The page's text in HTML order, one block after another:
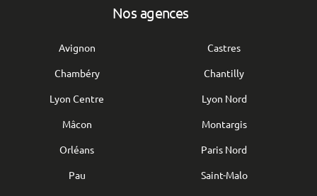
Nos agences
Avignon
Castres
Chambéry
Chantilly
Lyon Centre
Lyon Nord
Mâcon
Montargis
Orléans
Paris Nord
Pau
Saint-Malo